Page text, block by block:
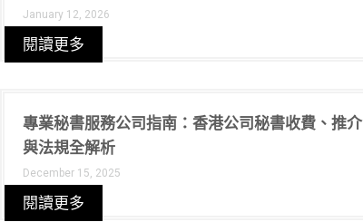
January 12, 2026
閱讀更多
專業秘書服務公司指南：香港公司秘書收費、推介
與法規全解析
December 15, 2025
閱讀更多